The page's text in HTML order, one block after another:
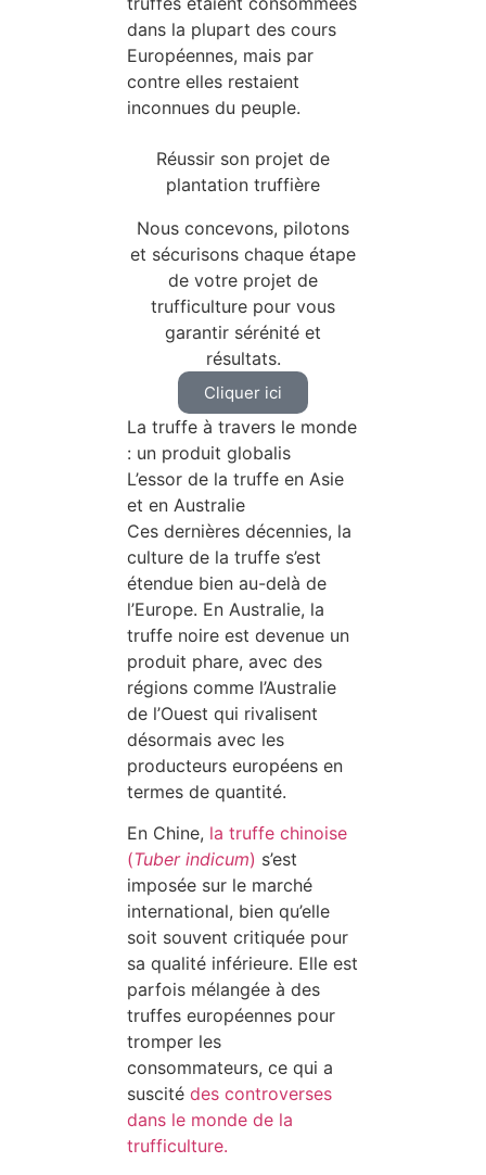
dans la plupart des cours
Européennes, mais par
contre elles restaient
inconnues du peuple.
Réussir son projet de
plantation truffière
Nous concevons, pilotons
et sécurisons chaque étape
de votre projet de
trufficulture pour vous
garantir sérénité et
résultats.
Cliquer ici
La truffe à travers le monde
: un produit globalis
L’essor de la truffe en Asie
et en Australie
Ces dernières décennies, la
culture de la truffe s’est
étendue bien au-delà de
l’Europe. En Australie, la
truffe noire est devenue un
produit phare, avec des
régions comme l’Australie
de l’Ouest qui rivalisent
désormais avec les
producteurs européens en
termes de quantité.
En Chine, la truffe chinoise
(Tuber indicum) s’est
imposée sur le marché
international, bien qu’elle
soit souvent critiquée pour
sa qualité inférieure. Elle est
parfois mélangée à des
truffes européennes pour
tromper les
consommateurs, ce qui a
suscité des controverses
dans le monde de la
trufficulture.